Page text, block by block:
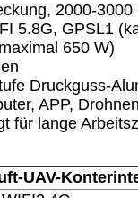
2000-3000
5.8G, GPSL1
650 W)
Druckguss-
APP,
für lange
UAV-